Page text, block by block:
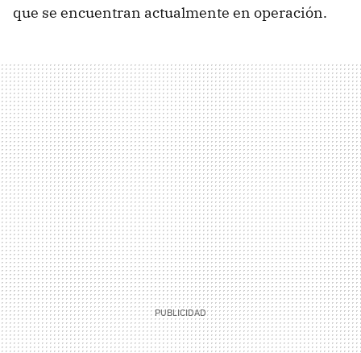
que se encuentran actualmente en operación.